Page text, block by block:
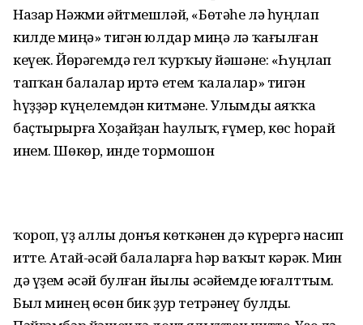
Назар Нәжми әйтмешләй, «Бөтәһе лә һуңлап
килде миңә» тигән юлдар миңә лә ҡағылған
кеүек. Йөрәгемдә гел ҡурҡыу йәшәне: «Һуңлап
тапҡан балалар иртә етем ҡалалар» тигән
һүҙҙәр күңелемдән китмәне. Улымды аяҡҡа
баҫтырырға Хоҙайҙан һаулыҡ, ғүмер, көс һорай
инем. Шөкөр, инде тормошон
ҡороп, үҙ аллы донъя көткәнен дә күрергә насип
итте. Атай-әсәй балаларға һәр ваҡыт кәрәк. Мин
дә үҙем әсәй булған йылы әсәйемде юғалттым.
Был минең өсөн бик ҙур тетрәнеү булды.